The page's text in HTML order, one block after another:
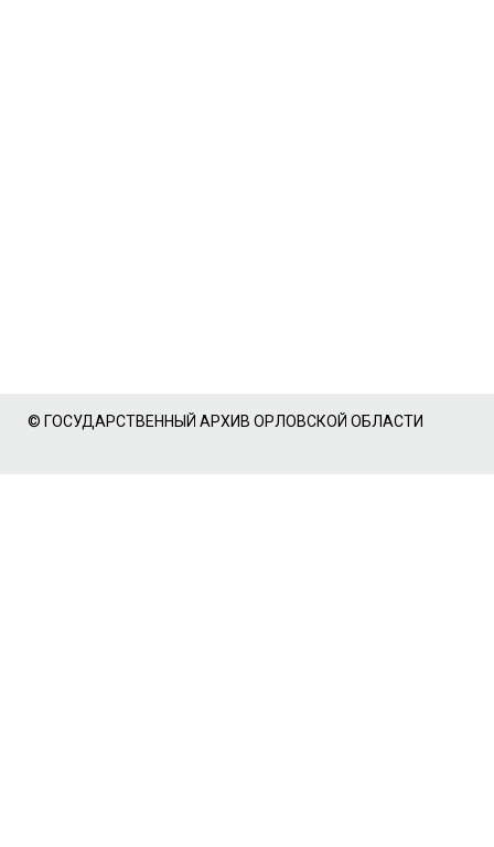
© ГОСУДАРСТВЕННЫЙ АРХИВ ОРЛОВСКОЙ ОБЛАСТИ